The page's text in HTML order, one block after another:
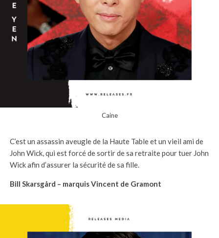
Caine
C’est un assassin aveugle de la Haute Table et un vieil ami de
John Wick, qui est forcé de sortir de sa retraite pour tuer John
Wick afin d’assurer la sécurité de sa fille.
Bill Skarsgård – marquis Vincent de Gramont